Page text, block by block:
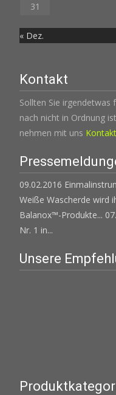
31
« Dez.
Kontakt
Sollten Sie
nach nicht in Ordnung
nehmen mit uns Kontakt
09.02.2016
Weiße Wascherde wird
Balanox™-Produkte...
Nr. 1 in...
Unsere